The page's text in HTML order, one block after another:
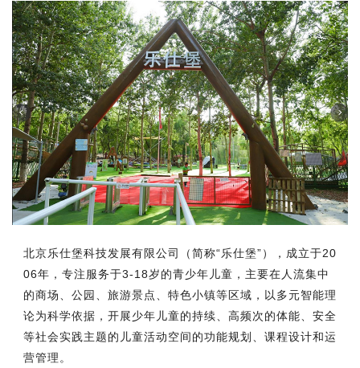
北京乐仕堡科技发展有限公司（简称“乐仕堡”），成立于20
06年，专注服务于3-18岁的青少年儿童，主要在人流集中
的商场、公园、旅游景点、特色小镇等区域，以多元智能理
论为科学依据，开展少年儿童的持续、高频次的体能、安全
等社会实践主题的儿童活动空间的功能规划、课程设计和运
营管理。